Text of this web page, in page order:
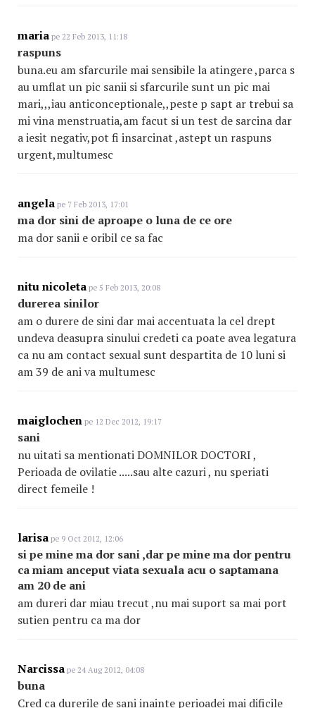
maria pe 22 Feb 2013, 11:18
raspuns
buna.eu am sfarcurile mai sensibile la atingere ,parca s
au umflat un pic sanii si sfarcurile sunt un pic mai
mari,,,iau anticonceptionale,,peste p sapt ar trebui sa
mi vina menstruatia,am facut si un test de sarcina dar
a iesit negativ,pot fi insarcinat ,astept un raspuns
urgent,multumesc
angela pe 7 Feb 2013, 17:01
ma dor sini de aproape o luna de ce ore
ma dor sanii e oribil ce sa fac
nitu nicoleta pe 5 Feb 2013, 20:08
durerea sinilor
am o durere de sini dar mai accentuata la cel drept
undeva deasupra sinului credeti ca poate avea legatura
ca nu am contact sexual sunt despartita de 10 luni si
am 39 de ani va multumesc
maiglochen pe 12 Dec 2012, 19:17
sani
nu uitati sa mentionati DOMNILOR DOCTORI ,
Perioada de ovilatie .....sau alte cazuri , nu speriati
direct femeile !
larisa pe 9 Oct 2012, 12:06
si pe mine ma dor sani ,dar pe mine ma dor pentru
ca miam anceput viata sexuala acu o saptamana
am 20 de ani
am dureri dar miau trecut ,nu mai suport sa mai port
sutien pentru ca ma dor
Narcissa pe 24 Aug 2012, 04:08
buna
Cred ca durerile de sani inainte perioadei mai dificile